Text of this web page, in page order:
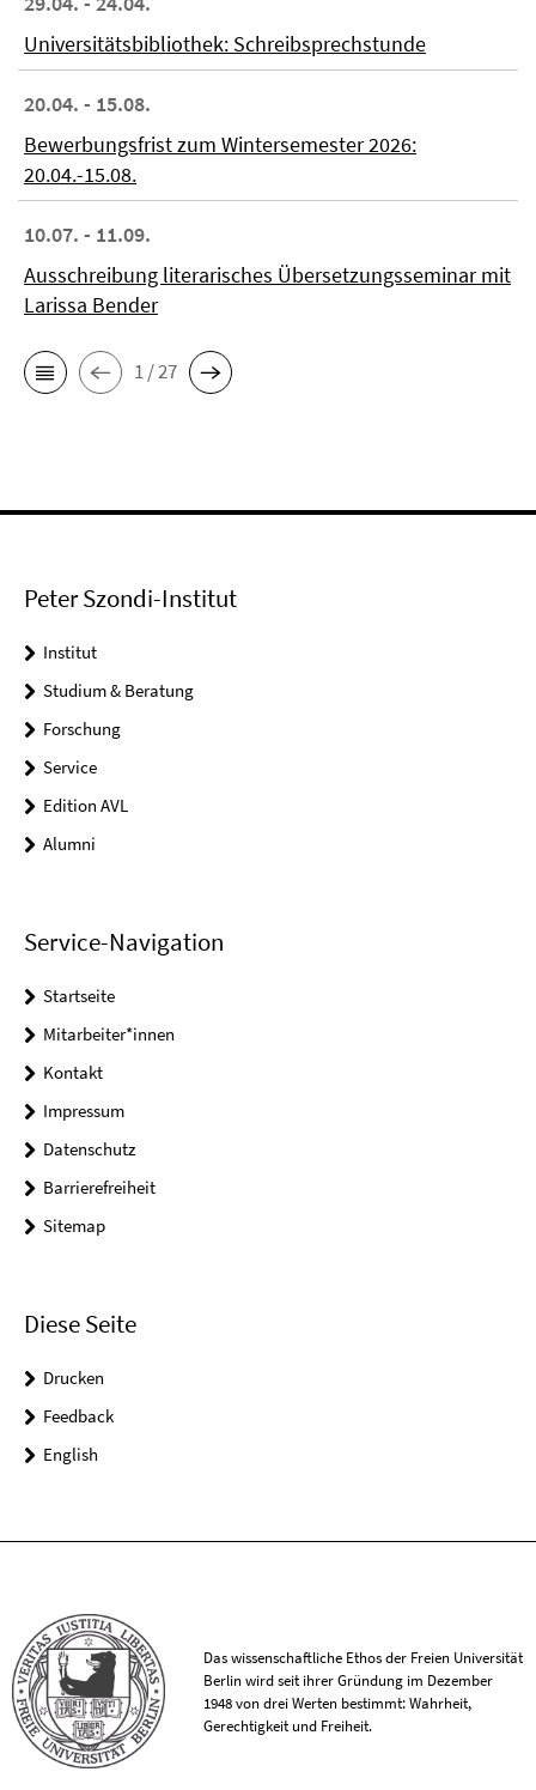
Universitätsbibliothek: Schreibsprechstunde
20.04. - 15.08.
Bewerbungsfrist zum Wintersemester 2026:
20.04.-15.08.
10.07. - 11.09.
Ausschreibung literarisches Übersetzungsseminar mit
Larissa Bender
1 / 27
Peter Szondi-Institut
Institut
Studium & Beratung
Forschung
Service
Edition AVL
Alumni
Service-Navigation
Startseite
Mitarbeiter*innen
Kontakt
Impressum
Datenschutz
Barrierefreiheit
Sitemap
Diese Seite
Drucken
Feedback
English
Das wissenschaftliche Ethos der Freien Universität
Berlin wird seit ihrer Gründung im Dezember
1948 von drei Werten bestimmt: Wahrheit,
Gerechtigkeit und Freiheit.